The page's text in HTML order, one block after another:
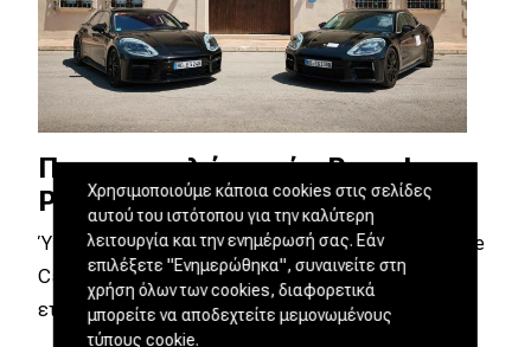
Προ των πυλών η νέα Porsche
Panamera
Ύστερα από την παρουσίαση της νέας Porsche
Cayenne τον περασμένο Απρίλιο, η γερμανική
εταιρεία…
Χρησιμοποιούμε κάποια cookies στις σελίδες
αυτού του ιστότοπου για την καλύτερη
λειτουργία και την ενημέρωσή σας. Εάν
επιλέξετε "Ενημερώθηκα", συναινείτε στη
χρήση όλων των cookies, διαφορετικά
μπορείτε να αποδεχτείτε μεμονωμένους
τύπους cookie.